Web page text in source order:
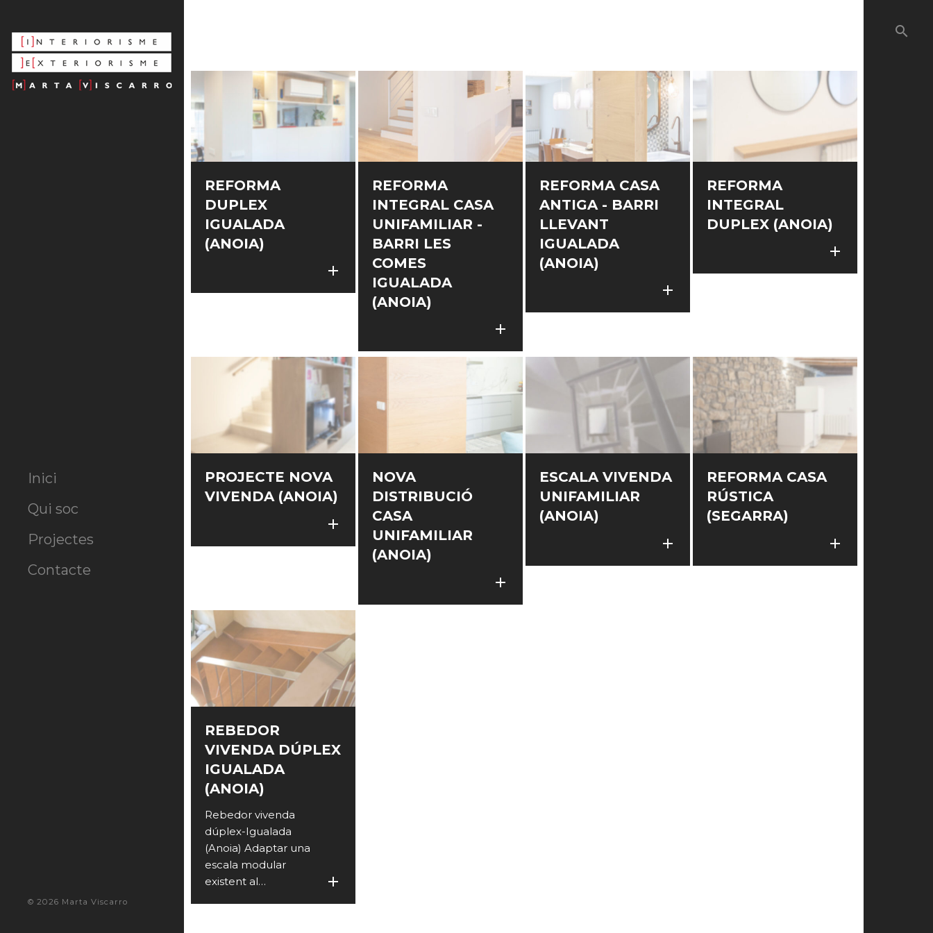
content
Inici
Qui soc
Projectes
Contacte
© 2026 Marta Viscarro
REFORMA
DUPLEX
IGUALADA
(ANOIA)
add
REFORMA
INTEGRAL CASA
UNIFAMILIAR -
BARRI LES
COMES
IGUALADA
(ANOIA)
add
REFORMA CASA
ANTIGA - BARRI
LLEVANT
IGUALADA
(ANOIA)
add
REFORMA
INTEGRAL
DUPLEX (ANOIA)
add
PROJECTE NOVA
VIVENDA (ANOIA)
add
add
NOVA
DISTRIBUCIÓ
CASA
UNIFAMILIAR
(ANOIA)
add
add
ESCALA VIVENDA
UNIFAMILIAR
(ANOIA)
add
add
REFORMA CASA
RÚSTICA
(SEGARRA)
add
add
REBEDOR
VIVENDA DÚPLEX
IGUALADA
(ANOIA)
Rebedor vivenda
dúplex-Igualada
(Anoia) Adaptar una
escala modular
existent al…
add
search